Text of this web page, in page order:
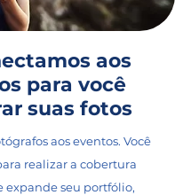
aos
para você
suas fotos
aos eventos. Você
realizar a cobertura
expande seu portfólio,